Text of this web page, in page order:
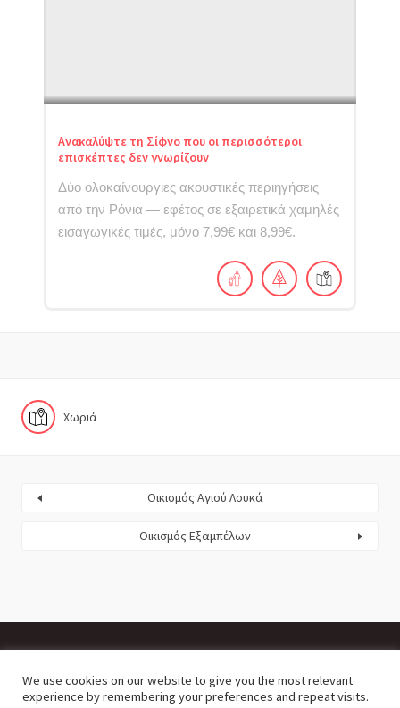
Ανακαλύψτε τη Σίφνο που οι περισσότεροι
επισκέπτες δεν γνωρίζουν
Δύο ολοκαίνουργιες ακουστικές περιηγήσεις
από την Ρόνια — εφέτος σε εξαιρετικά χαμηλές
εισαγωγικές τιμές, μόνο 7,99€ και 8,99€.
Χωριά
Οικισμός Αγιού Λουκά
Οικισμός Εξαμπέλων
powered by Lysiteleia digital
We use cookies on our website to give you the most relevant
experience by remembering your preferences and repeat visits.